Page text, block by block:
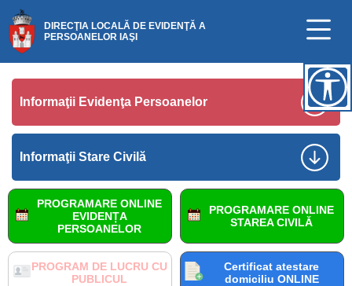
DIRECŢIA LOCALĂ DE EVIDENŢĂ A
PERSOANELOR IAŞI
Informaţii Evidenţa Persoanelor
Informaţii Stare Civilă
PROGRAM DE LUCRU CU
PUBLICUL
PROGRAMARE ONLINE
EVIDENȚA
PERSOANELOR
PROGRAMARE ONLINE
STAREA CIVILĂ
Certificat atestare
domiciliu ONLINE